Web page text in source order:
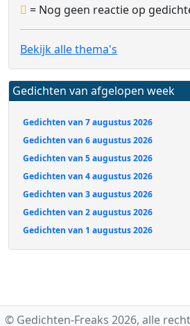
= Nog geen reactie op
Bekijk alle thema's
Gedichten van afgelopen week
Gedichten van 7 augustus 2026
Gedichten van 6 augustus 2026
Gedichten van 5 augustus 2026
Gedichten van 4 augustus 2026
Gedichten van 3 augustus 2026
Gedichten van 2 augustus 2026
Gedichten van 1 augustus 2026
© Gedichten-Freaks 2026, alle